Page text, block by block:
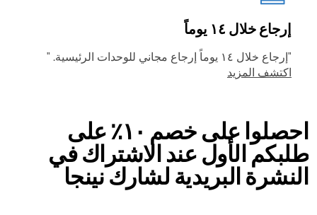
إرجاع خلال ١٤ يوماً
"إرجاع خلال ١٤ يوماً إرجاع مجاني للوحدات الرئيسية. "
اكتشف المزيد
احصلوا على خصم ١٠٪ على
طلبكم الأول عند الاشتراك في
النشرة البريدية لشارك نينجا